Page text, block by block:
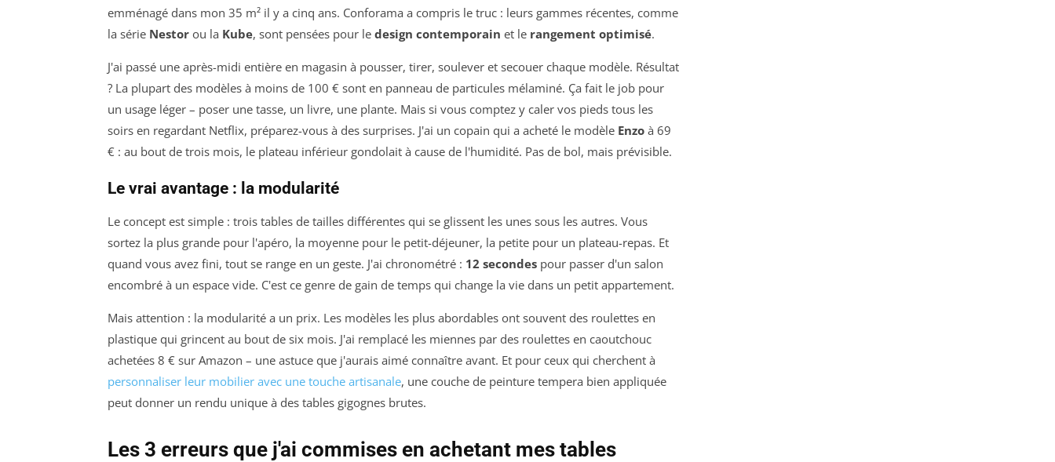
emménagé dans mon 35 m² il y a cinq ans. Conforama a compris le truc : leurs gammes récentes, comme
la série Nestor ou la Kube, sont pensées pour le design contemporain et le rangement optimisé.
J'ai passé une après-midi entière en magasin à pousser, tirer, soulever et secouer chaque modèle. Résultat
? La plupart des modèles à moins de 100 € sont en panneau de particules mélaminé. Ça fait le job pour
un usage léger – poser une tasse, un livre, une plante. Mais si vous comptez y caler vos pieds tous les
soirs en regardant Netflix, préparez-vous à des surprises. J'ai un copain qui a acheté le modèle Enzo à 69
€ : au bout de trois mois, le plateau inférieur gondolait à cause de l'humidité. Pas de bol, mais prévisible.
Le vrai avantage : la modularité
Le concept est simple : trois tables de tailles différentes qui se glissent les unes sous les autres. Vous
sortez la plus grande pour l'apéro, la moyenne pour le petit-déjeuner, la petite pour un plateau-repas. Et
quand vous avez fini, tout se range en un geste. J'ai chronométré : 12 secondes pour passer d'un salon
encombré à un espace vide. C'est ce genre de gain de temps qui change la vie dans un petit appartement.
Mais attention : la modularité a un prix. Les modèles les plus abordables ont souvent des roulettes en
plastique qui grincent au bout de six mois. J'ai remplacé les miennes par des roulettes en caoutchouc
achetées 8 € sur Amazon – une astuce que j'aurais aimé connaître avant. Et pour ceux qui cherchent à
personnaliser leur mobilier avec une touche artisanale, une couche de peinture tempera bien appliquée
peut donner un rendu unique à des tables gigognes brutes.
Les 3 erreurs que j'ai commises en achetant mes tables